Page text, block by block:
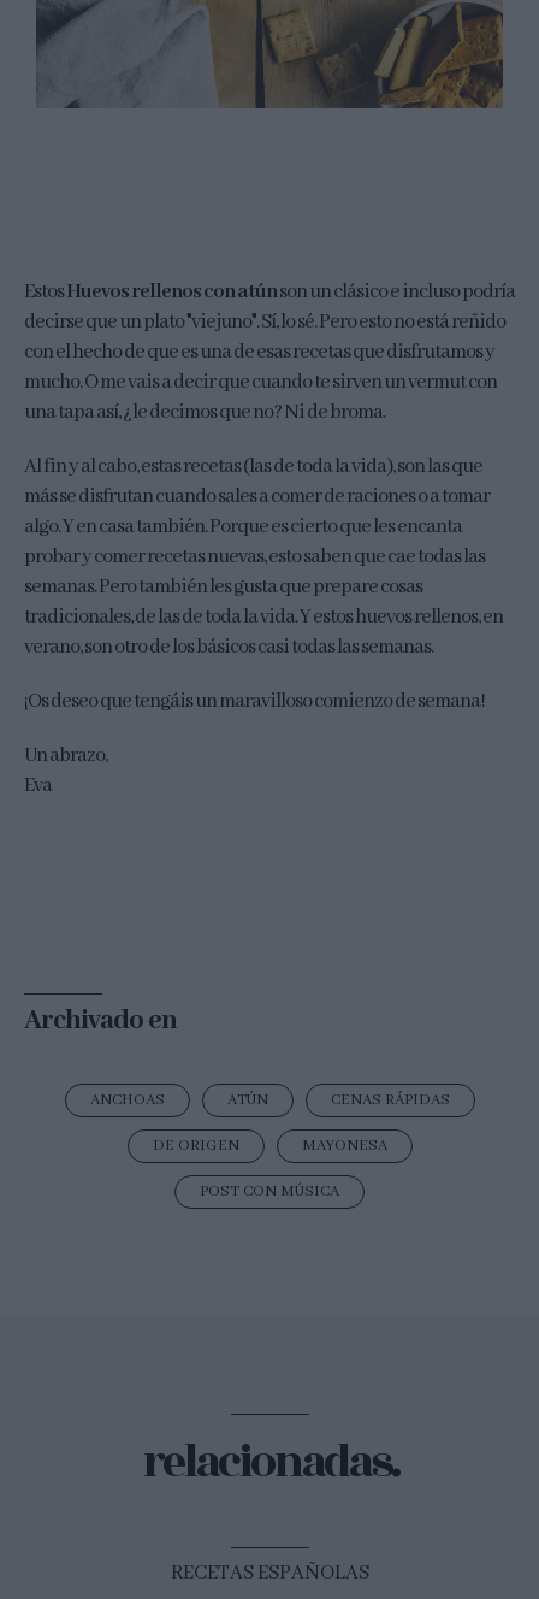
EstosHuevos rellenos con atúnson un clásico e incluso podría
decirse que un plato "viejuno". Sí, lo sé. Pero esto no está reñido
con el hecho de que es una de esas recetas que disfrutamos y
mucho. O me vais a decir que cuando te sirven un vermut con
una tapa así, ¿le decimos que no? Ni de broma.
Al fin y al cabo, estas recetas (las de toda la vida), son las que
más se disfrutan cuando sales a comer de raciones o a tomar
algo. Y en casa también. Porque es cierto que les encanta
probar y comer recetas nuevas, esto saben que cae todas las
semanas. Pero también les gusta que prepare cosas
tradicionales, de las de toda la vida. Y estos huevos rellenos, en
verano, son otro de los básicos casi todas las semanas.
¡Os deseo que tengáis un maravilloso comienzo de semana!
Un abrazo,
Eva
Archivado en
ANCHOAS ATÚN CENAS RÁPIDAS
DE ORIGEN MAYONESA
POST CON MÚSICA
relacionadas.
RECETAS ESPAÑOLAS